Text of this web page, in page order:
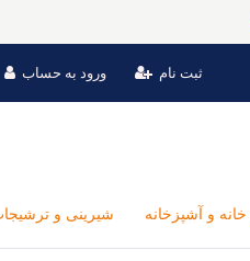
ورود به حساب ثبت نام
شیرینی و